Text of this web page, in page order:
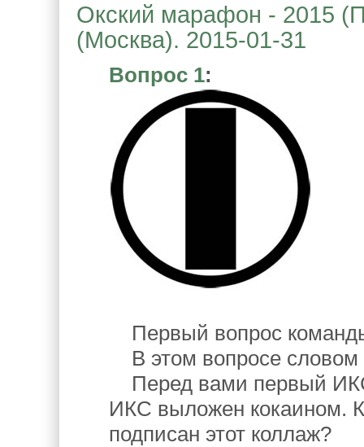
Окский марафон - 2015
(Москва). 2015-01-31
Вопрос 1:
Первый вопрос
В этом вопросе словом
Перед вами первый
ИКС выложен кокаином.
подписан этот коллаж?